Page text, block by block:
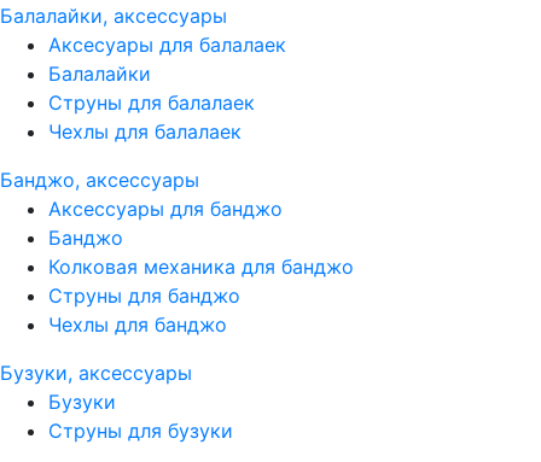
Балалайки, аксессуары
Аксесуары для балалаек
Балалайки
Струны для балалаек
Чехлы для балалаек
Банджо, аксессуары
Аксессуары для банджо
Банджо
Колковая механика для банджо
Струны для банджо
Чехлы для банджо
Бузуки, аксессуары
Бузуки
Струны для бузуки